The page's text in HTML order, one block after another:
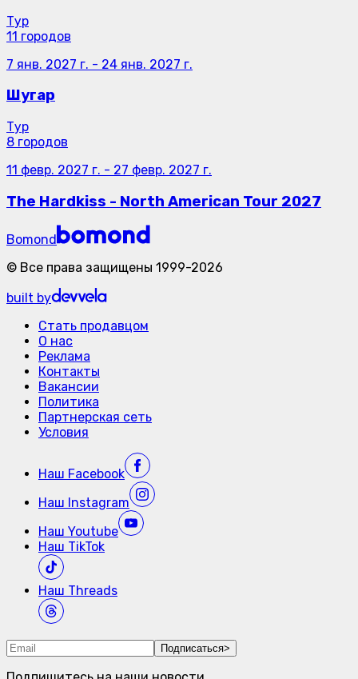
Тур
11 городов
7 янв. 2027 г. - 24 янв. 2027 г.
Шугар
Тур
8 городов
11 февр. 2027 г. - 27 февр. 2027 г.
The Hardkiss - North American Tour 2027
Bomond
© Все права защищены 1999-2026
built by
Стать продавцом
О нас
Реклама
Контакты
Вакансии
Политика
Партнерская сеть
Условия
Наш Facebook
Наш Instagram
Наш Youtube
Наш TikTok
Наш Threads
Подписаться>